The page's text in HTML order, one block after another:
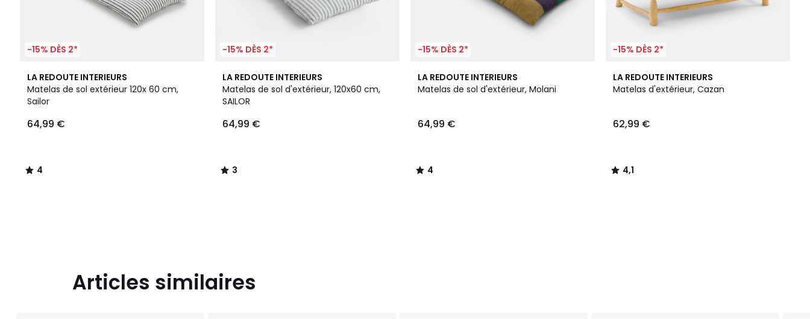
-15% DÈS 2*
LA REDOUTE INTERIEURS
Matelas de sol extérieur 120x 60 cm,
Sailor
64,99 €
4
/
5
4
/
-15% DÈS 2*
LA REDOUTE INTERIEURS
Matelas de sol d'extérieur, 120x60 cm,
SAILOR
64,99 €
3
/
5
3
/
-15% DÈS 2*
LA REDOUTE INTERIEURS
Matelas de sol d'extérieur, Molani
64,99 €
4
/
4
/
-15% DÈS 2*
LA REDOUTE INTERIEURS
Matelas d'extérieur, Cazan
62,99 €
4,1
/ 5
4,1
/
Articles similaires